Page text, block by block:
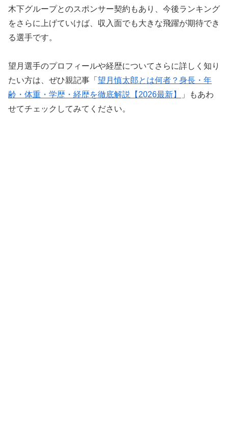
木下グループとのスポンサー契約もあり、今後ランキング
をさらに上げていけば、収入面でも大きな飛躍が期待でき
る選手です。
望月選手のプロフィールや経歴についてさらに詳しく知り
たい方は、ぜひ親記事「 望月慎太郎とは何者？身長・年
齢・体重・学歴・経歴を徹底解説【2026最新】
」もあわ
せてチェックしてみてください。